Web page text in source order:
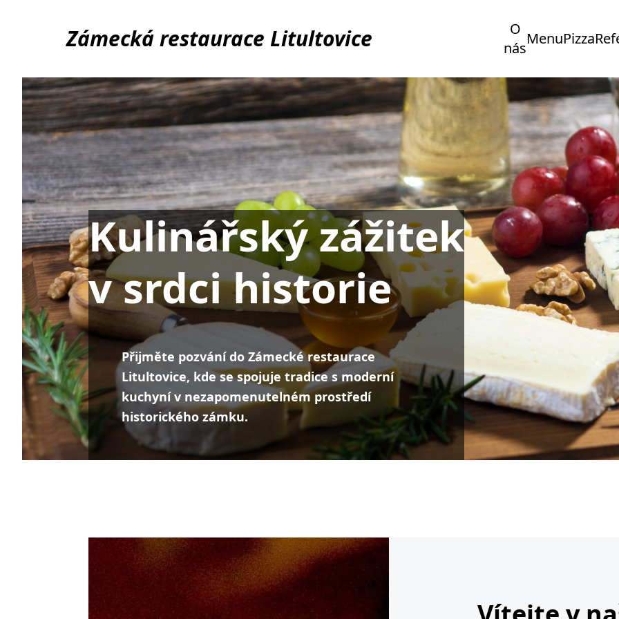
Zámecká restaurace Litultovice
O
nás
MenuPizza
Kulinářský zážitek
v srdci historie
Přijměte pozvání do Zámecké restaurace
Litultovice, kde se spojuje tradice s moderní
kuchyní v nezapomenutelném prostředí
historického zámku.